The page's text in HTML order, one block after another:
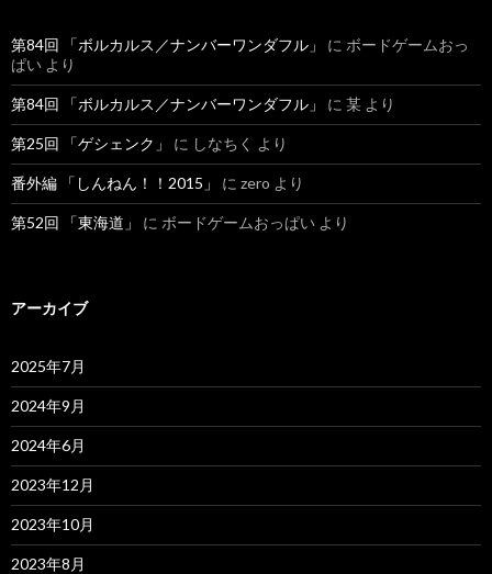
第84回 「ボルカルス／ナンバーワンダフル」
に ボードゲームおっ
ぱい より
第84回 「ボルカルス／ナンバーワンダフル」 に 某 より
第25回 「ゲシェンク」 に しなちく より
番外編 「しんねん！！2015」 に zero より
第52回 「東海道」 に ボードゲームおっぱい より
アーカイブ
2025年7月
2024年9月
2024年6月
2023年12月
2023年10月
2023年8月